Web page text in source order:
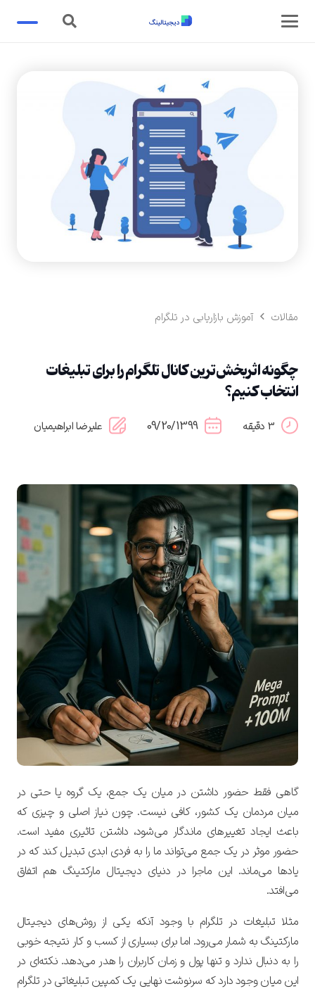
مقالات آموزش بازاریابی در تلگرام
چگونه اثربخش‌ترین کانال تلگرام را برای تبلیغات
انتخاب کنیم؟
3 دقیقه 09/20/1399 علیرضا ابراهیمیان
گاهی فقط حضور داشتن در میان یک جمع، یک گروه یا حتی در
میان مردمان یک کشور، کافی نیست. چون نیاز اصلی و چیزی که
باعث ایجاد تغییرهای ماندگار می‌شود، داشتن تاثیری مفید است.
حضور موثر در یک جمع می‌تواند ما را به فردی ابدی تبدیل کند که در
یادها می‌ماند. این ماجرا در دنیای دیجیتال مارکتینگ هم اتفاق
می‌افتد.
مثلا تبلیغات در تلگرام با وجود آنکه یکی از روش‌های دیجیتال
مارکتینگ به شمار می‌رود. اما برای بسیاری از کسب و کار نتیجه خوبی
را به دنبال ندارد و تنها پول و زمان کاربران را هدر می‌دهد. نکته‌ای در
این میان وجود دارد که سرنوشت نهایی یک کمپین تبلیغاتی در تلگرام